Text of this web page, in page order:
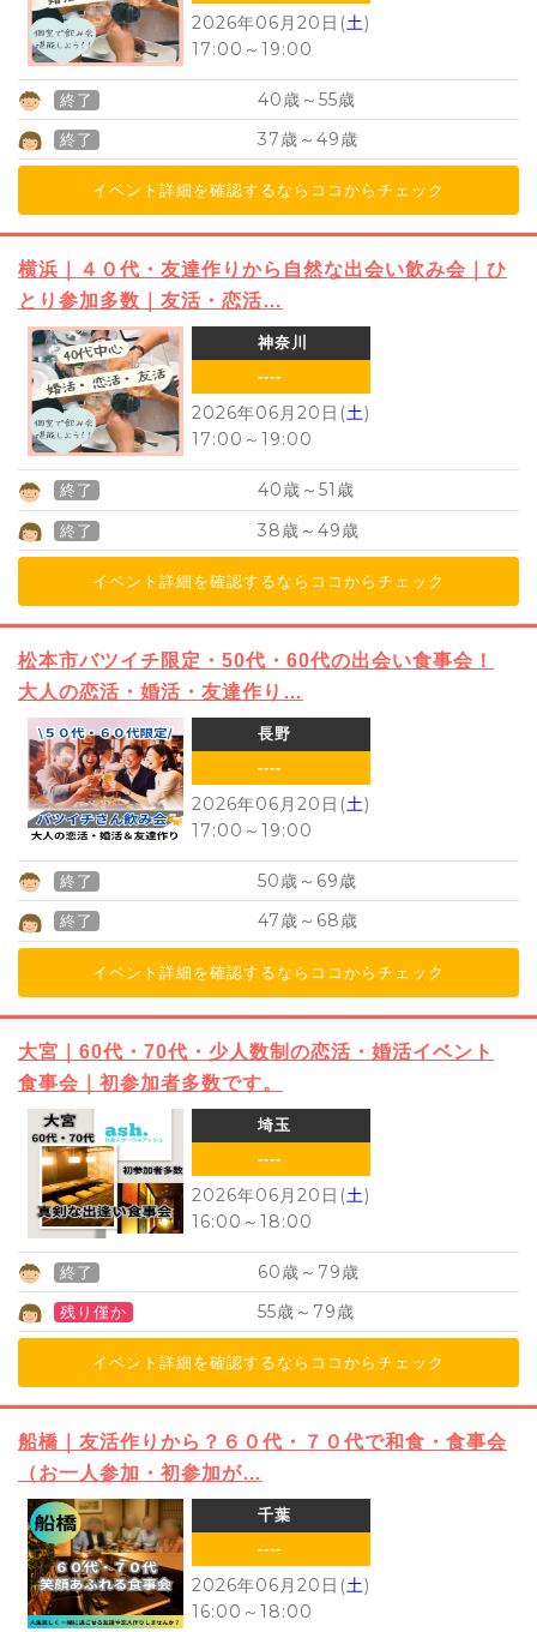
2026年06月20日(土)
17:00 ～ 19:00
終了 40歳～ 55歳
終了 37歳～ 49歳
イベント詳細を確認するならココからチェック
横浜｜４０代・友達作りから自然な出会い飲み会｜ひ
とり参加多数｜友活・恋活…
神奈川
----
2026年06月20日(土)
17:00 ～ 19:00
終了 40歳～ 51 歳
終了 38歳～ 49歳
イベント詳細を確認するならココからチェック
松本市バツイチ限定・50代・60代の出会い食事会！
大人の恋活・婚活・友達作り…
長野
----
2026年06月20日(土)
17:00 ～ 19:00
終了 50歳～ 69歳
終了 47歳～ 68歳
イベント詳細を確認するならココからチェック
大宮｜60代・70代・少人数制の恋活・婚活イベント
食事会｜初参加者多数です。
埼玉
----
2026年06月20日(土)
16:00 ～ 18:00
終了 60歳～ 79歳
残り僅か 55歳～ 79歳
イベント詳細を確認するならココからチェック
船橋｜友活作りから？６０代・７０代で和食・食事会
（お一人参加・初参加が…
千葉
----
2026年06月20日(土)
16:00 ～ 18:00